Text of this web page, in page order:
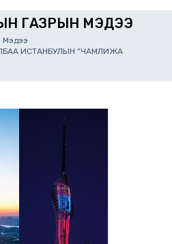
ГАЗРЫН МЭДЭЭ
Мэдээ
ИСТАНБУЛЫН “ЧАМЛИЖА